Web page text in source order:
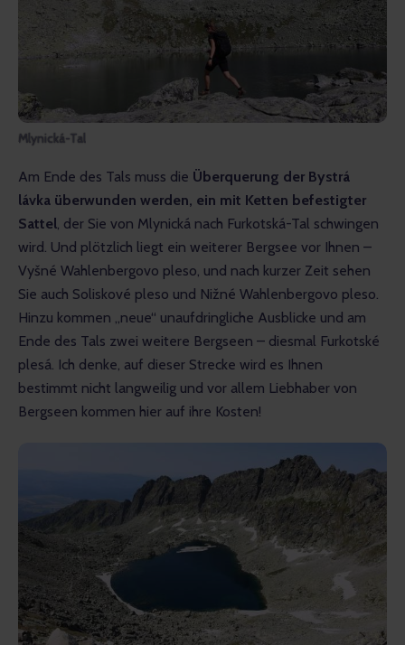
Mlynická-Tal
Am Ende des Tals muss die Überquerung der Bystrá
lávka überwunden werden, ein mit Ketten befestigter
Sattel, der Sie von Mlynická nach Furkotská-Tal schwingen
wird. Und plötzlich liegt ein weiterer Bergsee vor Ihnen –
Vyšné Wahlenbergovo pleso, und nach kurzer Zeit sehen
Sie auch Soliskové pleso und Nižné Wahlenbergovo pleso.
Hinzu kommen „neue“ unaufdringliche Ausblicke und am
Ende des Tals zwei weitere Bergseen – diesmal Furkotské
plesá. Ich denke, auf dieser Strecke wird es Ihnen
bestimmt nicht langweilig und vor allem Liebhaber von
Bergseen kommen hier auf ihre Kosten!